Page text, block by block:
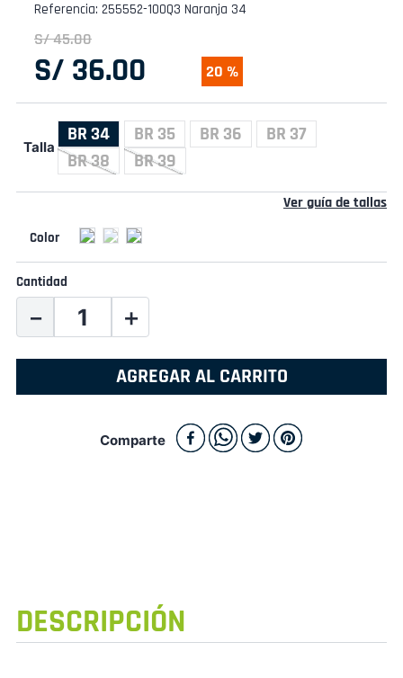
Referencia: 255552-100Q3 Naranja 34
S/45.00
S/ 36.00 20 %
Talla
BR 34 BR 35 BR 36
BR 37
BR 38
BR 39
Ver guía de tallas
Cantidad
＋
－
AGREGAR AL CARRITO
Comparte
DESCRIPCIÓN